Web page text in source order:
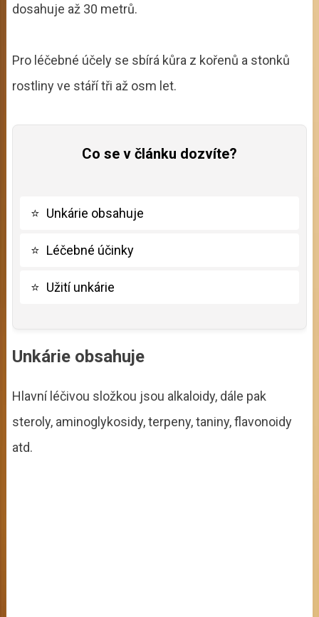
dosahuje až 30 metrů.
Pro léčebné účely se sbírá kůra z kořenů a stonků
rostliny ve stáří tři až osm let.
Co se v článku dozvíte?
⭐ Unkárie obsahuje
⭐ Léčebné účinky
⭐ Užití unkárie
Unkárie obsahuje
Hlavní léčivou složkou jsou alkaloidy, dále pak
steroly, aminoglykosidy, terpeny, taniny, flavonoidy
atd.